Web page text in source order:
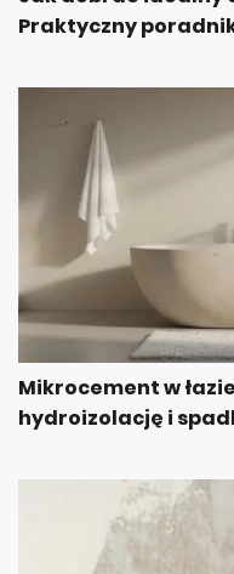
Mikrocement w
hydroizolację i